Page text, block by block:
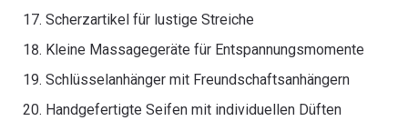
Scherzartikel für lustige Streiche
Kleine Massagegeräte für Entspannungsmomente
Schlüsselanhänger mit Freundschaftsanhängern
Handgefertigte Seifen mit individuellen Düften